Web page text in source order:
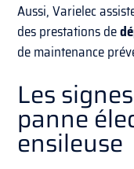
Aussi, Varielec
des prestations de
de maintenance
Les
panne
ensileuse